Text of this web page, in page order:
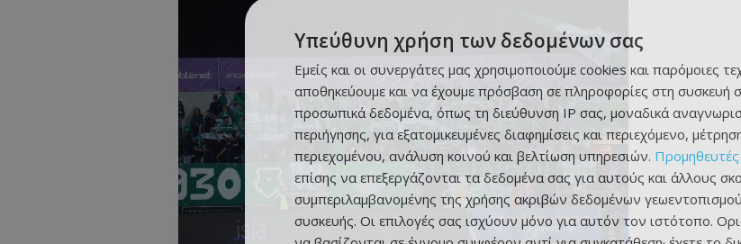
Υπεύθυνη χρήση των δεδομένων σας
Εμείς και οι συνεργάτες μας χρησιμοποιούμε cookies και παρόμοιες
αποθηκεύουμε και να έχουμε πρόσβαση σε πληροφορίες στη συσκευή
προσωπικά δεδομένα, όπως τη διεύθυνση IP σας, μοναδικά
περιήγησης, για εξατομικευμένες διαφημίσεις και περιεχόμενο,
περιεχομένου, ανάλυση κοινού και βελτίωση υπηρεσιών.
επίσης να επεξεργάζονται τα δεδομένα σας για αυτούς και άλλους
συμπεριλαμβανομένης της χρήσης ακριβών δεδομένων
συσκευής. Οι επιλογές σας ισχύουν μόνο για αυτόν τον ιστότοπο.